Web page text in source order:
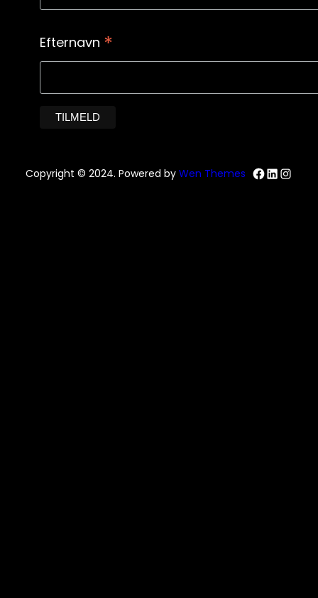
Efternavn *
Copyright © 2024. Powered by Wen Themes